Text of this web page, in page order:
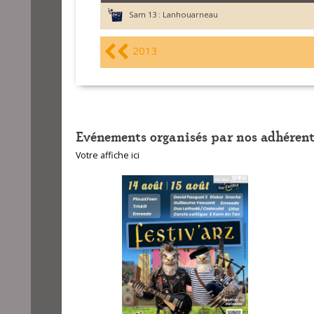
Sam 13 : Lanhouarneau
2013
Evénements organisés par nos
Votre affiche ici